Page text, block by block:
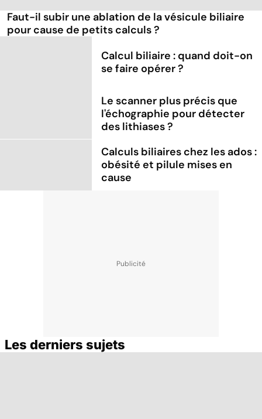
Faut-il subir une ablation de la vésicule biliaire
pour cause de petits calculs ?
Calcul biliaire : quand doit-on
se faire opérer ?
Le scanner plus précis que
l'échographie pour détecter
des lithiases ?
Calculs biliaires chez les ados :
obésité et pilule mises en
cause
Les derniers sujets